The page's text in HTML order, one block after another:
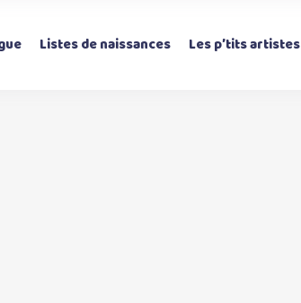
Listes de naissances Les p’tits artistes